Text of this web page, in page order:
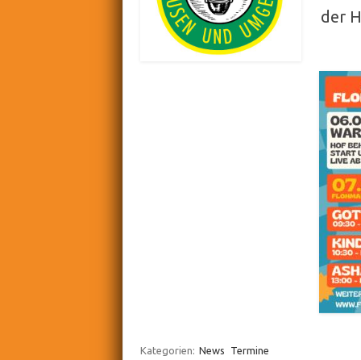
der
Kategorien: News Termine